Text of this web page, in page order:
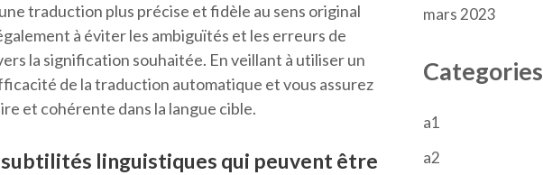
traduction plus précise et fidèle au sens original
à éviter les ambiguïtés et les erreurs de
la signification souhaitée. En veillant à utiliser un
de la traduction automatique et vous assurez
et cohérente dans la langue cible.
linguistiques qui peuvent être
mars 2023
Categories
a1
a2